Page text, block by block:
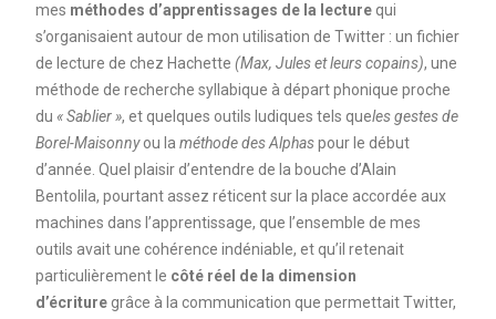
mes méthodes d’apprentissages de la lecturequi
s’organisaient autour de mon utilisation de Twitter : un fichier
de lecture de chez Hachette (Max, Jules et leurs copains), une
méthode de recherche syllabique à départ phonique proche
du « Sablier », et quelques outils ludiques tels queles gestes de
Borel-Maisonnyou la méthode des Alphaspour le début
d’année. Quel plaisir d’entendre de la bouche d’Alain
Bentolila, pourtant assez réticent sur la place accordée aux
machines dans l’apprentissage, que l’ensemble de mes
outils avait une cohérence indéniable, et qu’il retenait
particulièrement le côté réel de la dimension
d’écrituregrâce à la communication que permettait Twitter,